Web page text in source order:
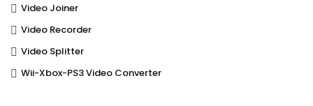
Video Joiner
Video Recorder
Video Splitter
Wii-Xbox-PS3 Video Converter